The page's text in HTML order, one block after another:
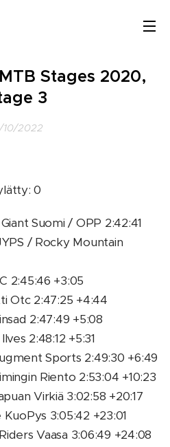
Stages 2020,
3
10/2022
0
Suomi / OPP 2:42:41
/ Rocky Mountain
2:45:46 +3:05
Otc 2:47:25 +4:44
2:47:49 +5:08
2:48:12 +5:31
Sports 2:49:30 +6:49
Riento 2:53:04 +10:23
Virkiä 3:02:58 +20:17
3:05:42 +23:01
Vaasa 3:06:49 +24:08